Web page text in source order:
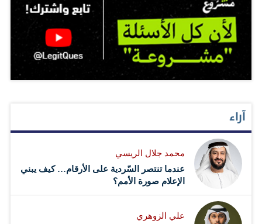
آراء
محمد جلال الريسي
عندما تنتصر السّردية على الأرقام… كيف يبني
الإعلام صورة الأمم؟
علي الزوهري